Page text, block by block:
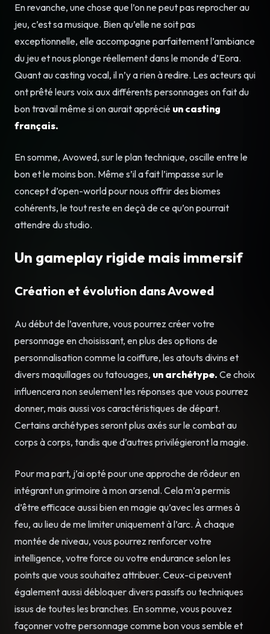
En revanche, une chose que l’on ne peut pas reprocher au
jeu, c’est sa musique. Bien qu’elle ne soit pas
exceptionnelle, elle accompagne parfaitement l’ambiance
du jeu et nous plonge réellement dans le monde d’Eora.
Quant au casting vocal, il n’y a rien à redire. Les acteurs qui
ont prêté leurs voix aux différents personnages on fait du
bon travail même si on aurait apprécié un casting
français.
En somme, Avowed, sur le plan technique, oscille entre le
bon et le moins bon. Même s’il a fait l’impasse sur le
concept d’open-world pour nous offrir des biomes
cohérents, le tout reste en deçà de ce qu’on pourrait
attendre du studio.
Un gameplay rigide mais immersif
Création et évolution dans Avowed
Au début de l’aventure, vous pourrez créer votre
personnage en choisissant, en plus des options de
personnalisation comme la coiffure, les atouts divins et
divers maquillages ou tatouages, un archétype. Ce choix
influencera non seulement les réponses que vous pourrez
donner, mais aussi vos caractéristiques de départ.
Certains archétypes seront plus axés sur le combat au
corps à corps, tandis que d’autres privilégieront la magie.
Pour ma part, j’ai opté pour une approche de rôdeur en
intégrant un grimoire à mon arsenal. Cela m’a permis
d’être efficace aussi bien en magie qu’avec les armes à
feu, au lieu de me limiter uniquement à l’arc. À chaque
montée de niveau, vous pourrez renforcer votre
intelligence, votre force ou votre endurance selon les
points que vous souhaitez attribuer. Ceux-ci peuvent
également aussi débloquer divers passifs ou techniques
issus de toutes les branches. En somme, vous pouvez
façonner votre personnage comme bon vous semble et